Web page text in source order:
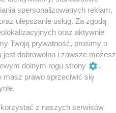
do
raz
-
spersonalizowanych reklam,
ulepszanie usług. Za zgodą
oraz aktywnie
Twoją prywatność, prosimy o
jest dobrowolna i zawsze możesz
dolnym rogu strony
.
masz prawo sprzeciwić się
z naszych serwisów